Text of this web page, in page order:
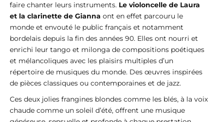
faire chanter leurs instruments. Le violoncelle de Laura
et la clarinette de Gianna ont en effet parcouru le
monde et envouté le public français et notamment
bordelais depuis la fin des années 90. Elles ont nourri et
enrichi leur tango et milonga de compositions poétiques
et mélancoliques avec les plaisirs multiples d’un
répertoire de musiques du monde. Des œuvres inspirées
de pièces classiques ou contemporaines et de jazz.
Ces deux jolies frangines blondes comme les blés, à la voix
chaude comme un soleil d’été, offrent une musique